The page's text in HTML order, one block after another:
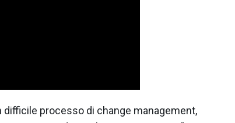
difficile processo di change management,